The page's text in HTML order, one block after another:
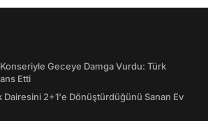
Geceye Damga Vurdu: Türk
Etti
Dairesini 2+1'e Dönüştürdüğünü Sanan Ev